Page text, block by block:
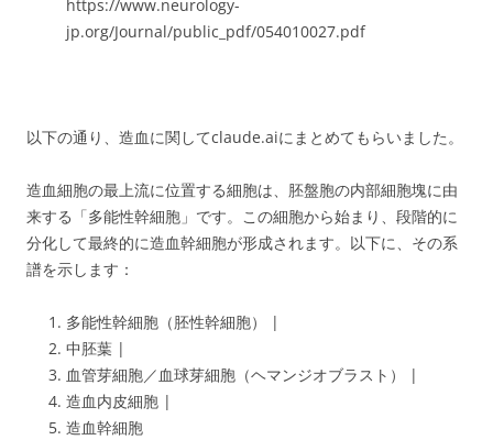
https://www.neurology-
jp.org/Journal/public_pdf/054010027.pdf
以下の通り、造血に関してclaude.aiにまとめてもらいました。
造血細胞の最上流に位置する細胞は、胚盤胞の内部細胞塊に由
来する「多能性幹細胞」です。この細胞から始まり、段階的に
分化して最終的に造血幹細胞が形成されます。以下に、その系
譜を示します：
多能性幹細胞（胚性幹細胞） |
中胚葉 |
血管芽細胞／血球芽細胞（ヘマンジオブラスト） |
造血内皮細胞 |
造血幹細胞